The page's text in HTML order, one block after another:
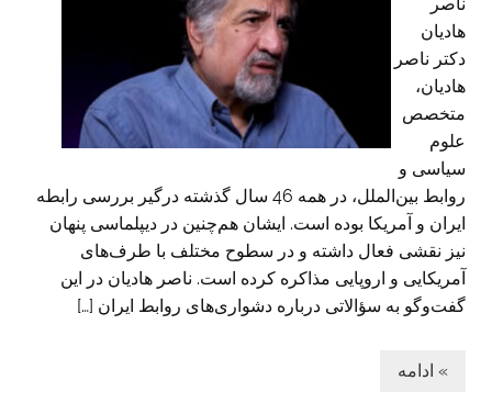
هادیان
دکتر ناصر
هادیان،
متخصص
علوم
سیاسی و
روابط بین‌الملل، در همه 46 سال گذشته درگیر بررسی رابطه
ایران و آمریکا بوده است. ایشان هم‌چنین در دیپلماسی پنهان
نیز نقشی فعال داشته و در سطوح مختلف با طرف‌های
آمریکایی و اروپایی مذاکره کرده است. ناصر هادیان در این
گفت‌وگو به سؤالاتی درباره دشواری‌های روابط ایران […]
» ادامه